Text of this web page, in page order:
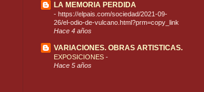
LA MEMORIA PERDIDA
- https://elpais.com/sociedad/2021-09-
26/el-odio-de-vulcano.html?prm=copy_link
Hace 4 años
VARIACIONES. OBRAS ARTISTICAS.
EXPOSICIONES -
Hace 5 años